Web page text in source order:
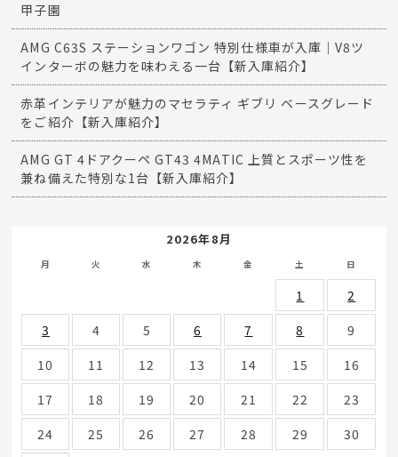
甲子園
AMG C63S ステーションワゴン 特別仕様車が入庫｜V8ツ
インターボの魅力を味わえる一台【新入庫紹介】
赤革インテリアが魅力のマセラティ ギブリ ベースグレード
をご紹介【新入庫紹介】
AMG GT 4ドアクーペ GT43 4MATIC 上質とスポーツ性を
兼ね備えた特別な1台【新入庫紹介】
2026年8月
月 火 水 木 金 土 日
1
2
3
4 5 6 7 8
9
10
11 12 13 14 15
16
17
18 19 20 21 22
23
24
25 26 27 28 29
30